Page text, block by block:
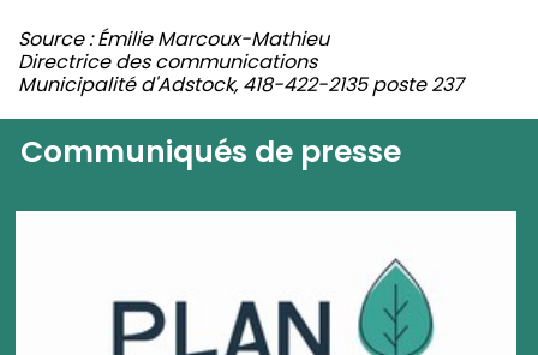
Source : Émilie Marcoux-Mathieu
Directrice des communications
Municipalité d'Adstock, 418-422-2135 poste 237
Communiqués de presse